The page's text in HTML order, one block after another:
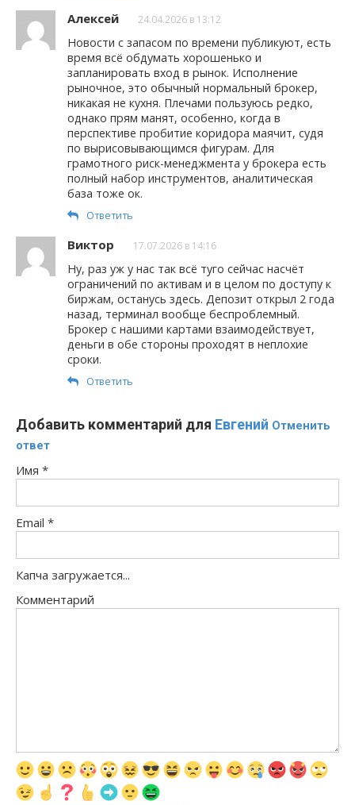
Алексей 24.04.2026 в 13:12
Новости с запасом по времени публикуют, есть
время всё обдумать хорошенько и
запланировать вход в рынок. Исполнение
рыночное, это обычный нормальный брокер,
никакая не кухня. Плечами пользуюсь редко,
однако прям манят, особенно, когда в
перспективе пробитие коридора маячит, судя
по вырисовывающимся фигурам. Для
грамотного риск-менеджмента у брокера есть
полный набор инструментов, аналитическая
база тоже ок.
Ответить
Виктор 17.07.2026 в 14:16
Ну, раз уж у нас так всё туго сейчас насчёт
ограничений по активам и в целом по доступу к
биржам, останусь здесь. Депозит открыл 2 года
назад, терминал вообще беспроблемный.
Брокер с нашими картами взаимодействует,
деньги в обе стороны проходят в неплохие
сроки.
Ответить
Добавить комментарий для Евгений Отменить
ответ
Имя *
Email *
Капча загружается...
Комментарий